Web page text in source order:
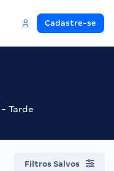
Cadastre-se
Tarde
Filtros Salvos